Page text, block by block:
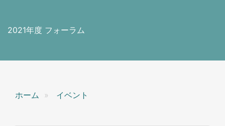
2021年度 フォーラム
ホーム イベント